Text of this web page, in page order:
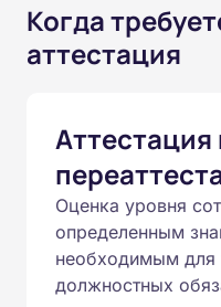
Когда
аттестация
Аттестация
Оценка уровня
определенным
необходимым для
должностных